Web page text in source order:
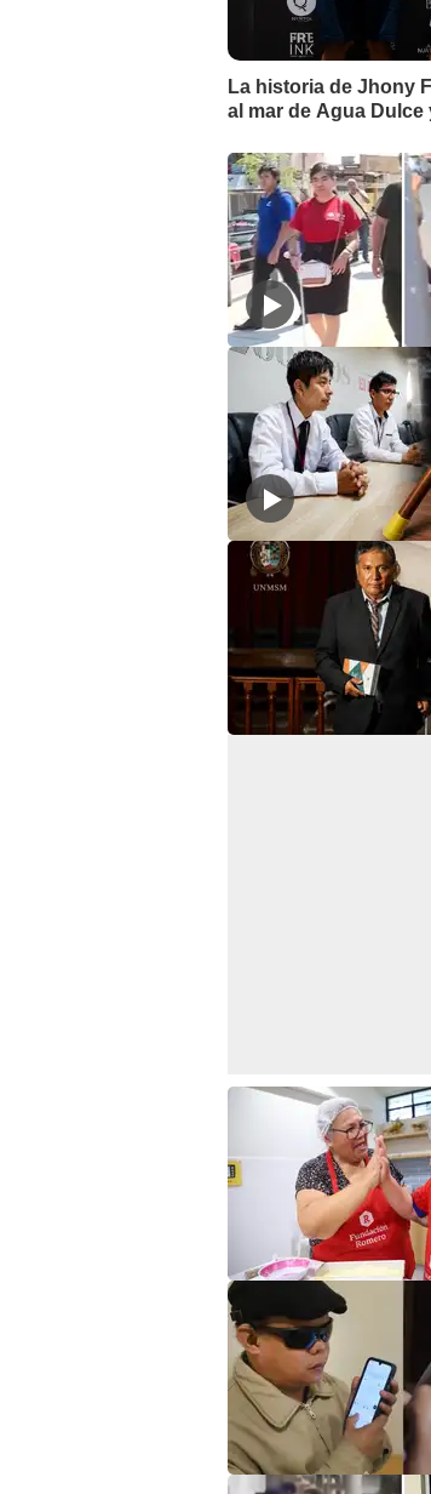
La historia de Jhony
al mar de Agua